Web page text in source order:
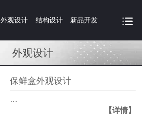
外观设计 结构设计 新品开发
外观设计
保鲜盒外观设计
…
【详情】